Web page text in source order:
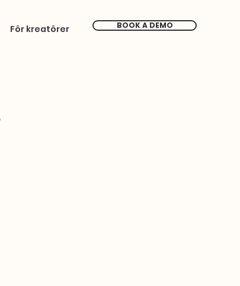
För kreatörer BOOK A DEMO